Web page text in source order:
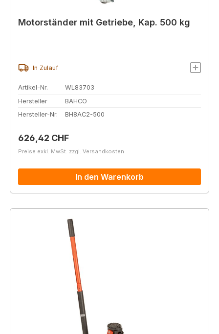
Motorständer mit Getriebe, Kap. 500 kg
In Zulauf
Artikel-Nr.
WL83703
Hersteller
BAHCO
Hersteller-Nr.
BH8AC2-500
Regulärer Preis:
626,42 CHF
Preise exkl. MwSt. zzgl. Versandkosten
In den Warenkorb